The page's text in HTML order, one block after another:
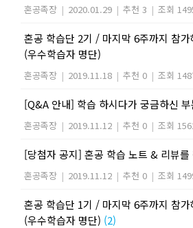
혼공족장 | 2020.01.29 | 추천 3 | 조회
혼공 학습단 2기 / 마지막 6주까지 참
(우수학습자 명단)
혼공족장 | 2019.11.18 | 추천 0 | 조회
[Q&A 안내] 학습 하시다가 궁금하신
혼공족장 | 2019.11.12 | 추천 0 | 조회
[당첨자 공지] 혼공 학습 노트 & 리뷰를
혼공족장 | 2019.11.12 | 추천 0 | 조회
혼공 학습단 1기 / 마지막 6주까지 참
(우수학습자 명단) (2)